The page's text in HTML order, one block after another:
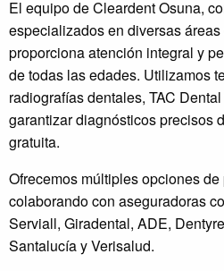
El equipo de Cleardent Osuna,
especializados en diversas
proporciona atención integral y
de todas las edades. Utilizamos
radiografías dentales, TAC
garantizar diagnósticos precisos
gratuita.
Ofrecemos múltiples opciones
colaborando con aseguradoras
Serviall, Giradental, ADE,
Santalucía y Verisalud.